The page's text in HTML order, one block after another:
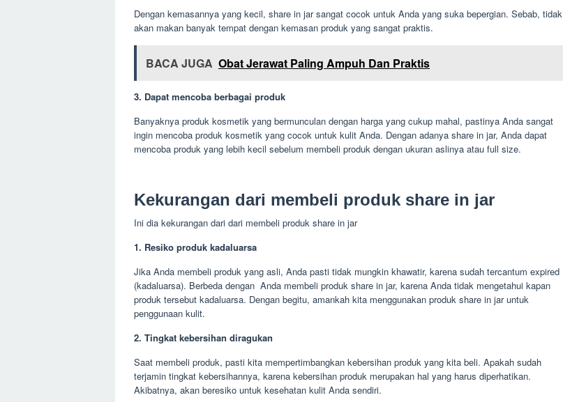
Dengan kemasannya yang kecil, share in jar sangat cocok untuk Anda yang suka bepergian. Sebab, tidak
akan makan banyak tempat dengan kemasan produk yang sangat praktis.
BACA JUGA Obat Jerawat Paling Ampuh Dan Praktis
3. Dapat mencoba berbagai produk
Banyaknya produk kosmetik yang bermunculan dengan harga yang cukup mahal, pastinya Anda sangat
ingin mencoba produk kosmetik yang cocok untuk kulit Anda. Dengan adanya share in jar, Anda dapat
mencoba produk yang lebih kecil sebelum membeli produk dengan ukuran aslinya atau full size.
Kekurangan dari membeli produk share in jar
Ini dia kekurangan dari dari membeli produk share in jar
1. Resiko produk kadaluarsa
Jika Anda membeli produk yang asli, Anda pasti tidak mungkin khawatir, karena sudah tercantum expired
(kadaluarsa). Berbeda dengan Anda membeli produk share in jar, karena Anda tidak mengetahui kapan
produk tersebut kadaluarsa. Dengan begitu, amankah kita menggunakan produk share in jar untuk
penggunaan kulit.
2. Tingkat kebersihan diragukan
Saat membeli produk, pasti kita mempertimbangkan kebersihan produk yang kita beli. Apakah sudah
terjamin tingkat kebersihannya, karena kebersihan produk merupakan hal yang harus diperhatikan.
Akibatnya, akan beresiko untuk kesehatan kulit Anda sendiri.